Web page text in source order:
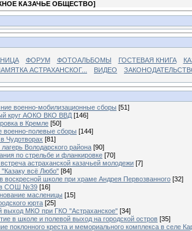
КАЗАЧЬЕ ОБЩЕСТВО]
ФОРУМ ФОТОАЛЬБОМЫ ГОСТЕВАЯ КНИГА
АСТРАХАНСКОГ...
ВИДЕО
военно-мобилизационные сборы [51]
круг АОКО ВКО ВВД [146]
в Кремле [50]
военно-полевые сборы [144]
Чудотворах [81]
Володарского района [90]
по стрельбе и фланкировке [70]
астраханской казачьей молодежи [7]
"Казаку всё Любо" [84]
воскресной школе при храме Андрея Первозванного [32]
в СОШ №39 [16]
масленицы [15]
юрта [25]
выход МКО при ГКО "Астраханское" [34]
в школе и полевой выход на городской остров [35]
поклонного креста и мемориального комплекса в селе